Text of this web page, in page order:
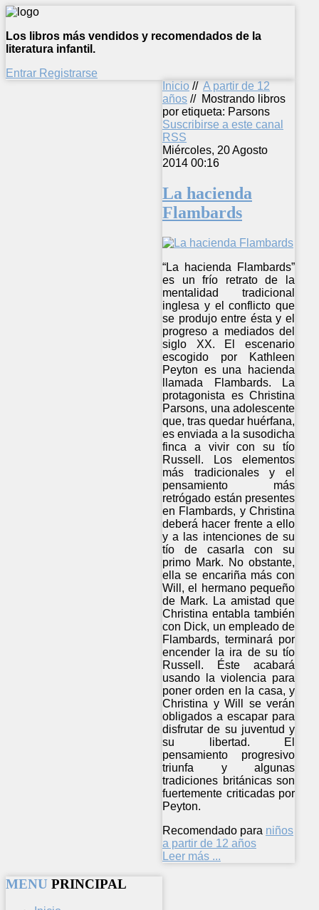
Los libros más vendidos y recomendados de la
literatura infantil.
Entrar Registrarse
Inicio // A partir de 12
años // Mostrando libros
por etiqueta: Parsons
Suscribirse a este canal
RSS
Miércoles, 20 Agosto
2014 00:16
La hacienda
Flambards
“La hacienda Flambards”
es un frío retrato de la
mentalidad tradicional
inglesa y el conflicto que
se produjo entre ésta y el
progreso a mediados del
siglo XX. El escenario
escogido por Kathleen
Peyton es una hacienda
llamada Flambards. La
protagonista es Christina
Parsons, una adolescente
que, tras quedar huérfana,
es enviada a la susodicha
finca a vivir con su tío
Russell. Los elementos
más tradicionales y el
pensamiento más
retrógado están presentes
en Flambards, y Christina
deberá hacer frente a ello
y a las intenciones de su
tío de casarla con su
primo Mark. No obstante,
ella se encariña más con
Will, el hermano pequeño
de Mark. La amistad que
Christina entabla también
con Dick, un empleado de
Flambards, terminará por
encender la ira de su tío
Russell. Éste acabará
usando la violencia para
poner orden en la casa, y
Christina y Will se verán
obligados a escapar para
disfrutar de su juventud y
su libertad. El
pensamiento progresivo
triunfa y algunas
tradiciones británicas son
fuertemente criticadas por
Peyton.
Recomendado para niños
a partir de 12 años
Leer más ...
MENU PRINCIPAL